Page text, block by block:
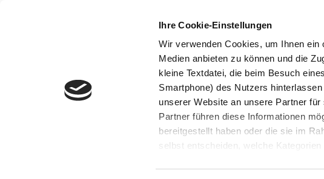
Ihre Cookie-Einstellungen
Wir verwenden Cookies, um Ihnen
Medien anbieten zu können und die
kleine Textdatei, die beim Besuch
Smartphone) des Nutzers
unserer Website an unsere Partner
Partner führen diese Informationen
bereitgestellt haben oder die sie im
selbst entscheiden, welche